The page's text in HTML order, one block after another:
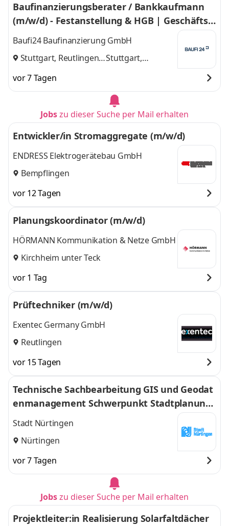
Baufinanzierungsberater / Bankkaufmann
(m/w/d) - Festanstellung & HGB | Geschäftsst
elle Stuttgart/Reutlingen
Baufi24 Baufinanzierung GmbH
Stuttgart, Reutlingen
Stuttgart,
vor 7 Tagen
Jobszu dieser Suche per Mail erhalten
Entwickler/in Stromaggregate (m/w/d)
ENDRESS Elektrogerätebau GmbH
Bempflingen
vor 12 Tagen
Planungskoordinator (m/w/d)
HÖRMANN Kommunikation & Netze GmbH
Kirchheim unter Teck
vor 1 Tag
Prüftechniker (m/w/d)
Exentec Germany GmbH
Reutlingen
vor 15 Tagen
Technische Sachbearbeitung GIS und Geodat
enmanagement Schwerpunkt Stadtplanung i
n Vollzeit für das Stadtplanungsamt (m/w/d)
Stadt Nürtingen
Nürtingen
vor 7 Tagen
Jobszu dieser Suche per Mail erhalten
Projektleiter:in Realisierung Solarfaltdächer